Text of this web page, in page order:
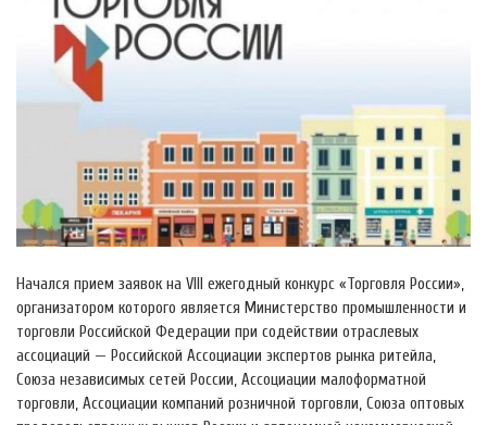
Начался прием заявок на VIII ежегодный конкурс «Торговля России»,
организатором которого является Министерство промышленности и
торговли Российской Федерации при содействии отраслевых
ассоциаций — Российской Ассоциации экспертов рынка ритейла,
Союза независимых сетей России, Ассоциации малоформатной
торговли, Ассоциации компаний розничной торговли, Союза оптовых